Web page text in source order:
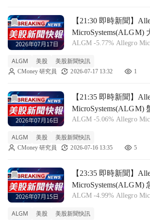
前往【21:30 即時新聞】Allegro
【21:30 即時新聞】
MicroSystems(ALGM)
術指標持續轉弱加速
ALGM -5.77% Allegro
約 5.96%，呈現明顯回檔
加重。 從技術面觀察，近
ALGM 美股 美股新聞快訊
CMoney 研究員 2026-07-17 13:32 1
前往【21:35 即時新聞】Allegro
【21:35 即時新聞】
MicroSystems(ALGM)
／KD與MACD同步轉
ALGM -5.06% Allegro
5.06%，呈現明顯拉回走
溫。 從技術面觀察，近期
ALGM 美股 美股新聞快訊
CMoney 研究員 2026-07-16 13:35 5
前往【23:35 即時新聞】Allegro
【23:35 即時新聞】
MicroSystems(ALGM)
術指標轉弱、KD與
ALGM -4.99% Allegro
自 6 月底高點 69.62 美元
ALGM 美股 美股新聞快訊